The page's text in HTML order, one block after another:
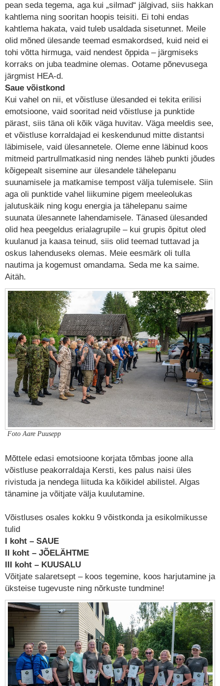
pean seda tegema, aga kui „silmad“ jälgivad, siis hakkan
kahtlema ning sooritan hoopis teisiti. Ei tohi endas
kahtlema hakata, vaid tuleb usaldada sisetunnet. Meile
olid mõned ülesande teemad esmakordsed, kuid neid ei
tohi võtta hirmuga, vaid nendest õppida – järgmiseks
korraks on juba teadmine olemas. Ootame põnevusega
järgmist HEA-d.
Saue võistkond
Kui vahel on nii, et võistluse ülesanded ei tekita erilisi
emotsioone, vaid sooritad neid võistluse ja punktide
pärast, siis täna oli kõik väga huvitav. Väga meeldis see,
et võistluse korraldajad ei keskendunud mitte distantsi
läbimisele, vaid ülesannetele. Oleme enne läbinud koos
mitmeid partrullmatkasid ning nendes läheb punkti jõudes
kõigepealt sisemine aur ülesandele tähelepanu
suunamisele ja matkamise tempost välja tulemisele. Siin
aga oli punktide vahel liikumine pigem meeleolukas
jalutuskäik ning kogu energia ja tähelepanu saime
suunata ülesannete lahendamisele. Tänased ülesanded
olid hea peegeldus erialagrupile – kui grupis õpitut oled
kuulanud ja kaasa teinud, siis olid teemad tuttavad ja
oskus lahenduseks olemas. Meie eesmärk oli tulla
nautima ja kogemust omandama. Seda me ka saime.
Aitäh.
Foto Aare Puusepp
Mõttele edasi emotsioone korjata tõmbas joone alla
võistluse peakorraldaja Kersti, kes palus naisi üles
rivistuda ja nendega liituda ka kõikidel abilistel. Algas
tänamine ja võitjate välja kuulutamine.
Võistluses osales kokku 9 võistkonda ja esikolmikusse
tulid
I koht – SAUE
II koht – JÕELÄHTME
III koht – KUUSALU
Võitjate salaretsept – koos tegemine, koos harjutamine ja
üksteise tugevuste ning nõrkuste tundmine!